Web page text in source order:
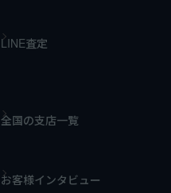
LINE査定
全国の支店一覧
お客様インタビュー